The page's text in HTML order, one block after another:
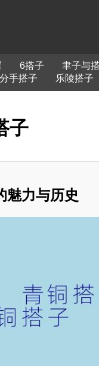
6搭子 聿子与
手搭子
乐陵搭子
子
魅力与历史